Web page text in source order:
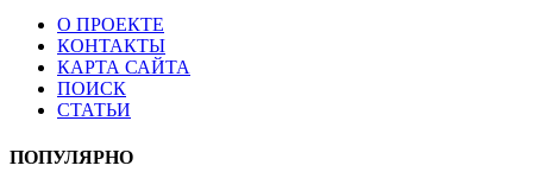
О ПРОЕКТЕ
КОНТАКТЫ
КАРТА САЙТА
ПОИСК
СТАТЬИ
ПОПУЛЯРНО